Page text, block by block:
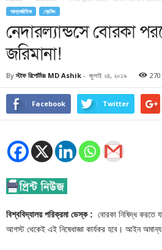
আন্তর্জাতিক ব্রেকিং
নেদারল্যান্ডসে বোরকা
জরিমানা!
By স্টাফ রিপোর্টারঃ MD Ashik - জুলাই ২৪, ২০১৯ 270
Facebook Twitter
বিশ্ববিদ্যালয় পরিক্রমা ডেস্ক : বোরকা নিষিদ্ধ করতে
আগস্ট থেকেই এই নিষেধাজ্ঞা কার্যকর হবে। আইন